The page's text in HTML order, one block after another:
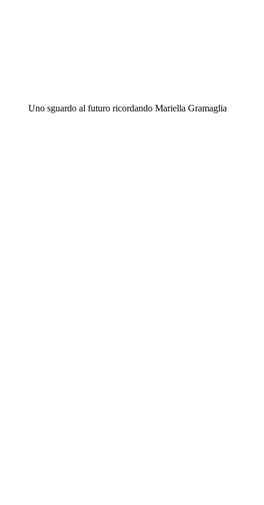
Uno sguardo al futuro ricordando Mariella Gramaglia